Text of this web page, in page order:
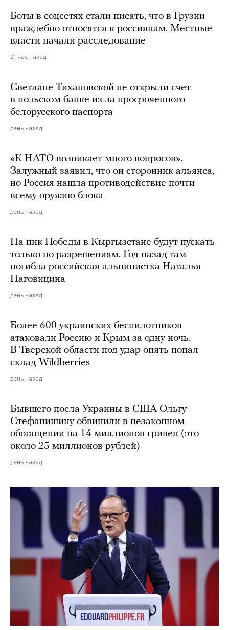
Боты в соцсетях стали писать, что в Грузии
враждебно относятся к россиянам. Местные
власти начали расследование
21 час назад
Светлане Тихановской не открыли счет
в польском банке из-за просроченного
белорусского паспорта
день назад
«К НАТО возникает много вопросов».
Залужный заявил, что он сторонник альянса,
но Россия нашла противодействие почти
всему оружию блока
день назад
На пик Победы в Кыргызстане будут пускать
только по разрешениям. Год назад там
погибла российская альпинистка Наталья
Наговицина
день назад
Более 600 украинских беспилотников
атаковали Россию и Крым за одну ночь.
В Тверской области под удар опять попал
склад Wildberries
день назад
Бывшего посла Украины в США Ольгу
Стефанишину обвинили в незаконном
обогащении на 14 миллионов гривен (это
около 25 миллионов рублей)
день назад